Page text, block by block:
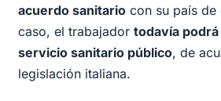
acuerdo sanitario con su país de
caso, el trabajadortodavía
servicio sanitario público, de
legislación italiana.